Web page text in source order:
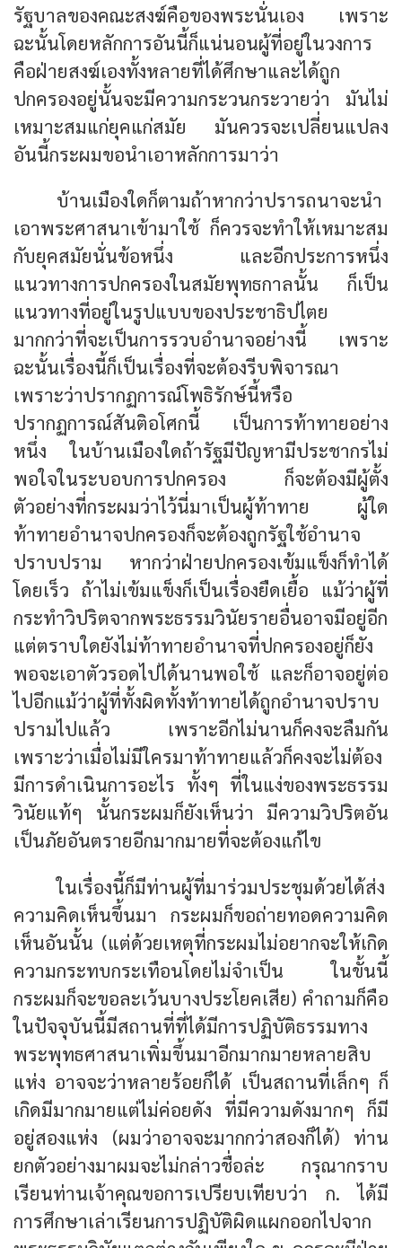
รัฐบาลของคณะสงฆ์คือของพระนั่นเอง เพราะ
ฉะนั้นโดยหลักการอันนี้ก็แน่นอนผู้ที่อยู่ในวงการ
คือฝ่ายสงฆ์เองทั้งหลายที่ได้ศึกษาและได้ถูก
ปกครองอยู่นั้นจะมีความกระวนกระวายว่า มันไม่
เหมาะสมแก่ยุคแก่สมัย มันควรจะเปลี่ยนแปลง
อันนี้กระผมขอนำเอาหลักการมาว่า
บ้านเมืองใดก็ตามถ้าหากว่าปรารถนาจะนำ
เอาพระศาสนาเข้ามาใช้ ก็ควรจะทำให้เหมาะสม
กับยุคสมัยนั่นข้อหนึ่ง และอีกประการหนึ่ง
แนวทางการปกครองในสมัยพุทธกาลนั้น ก็เป็น
แนวทางที่อยู่ในรูปแบบของประชาธิปไตย
มากกว่าที่จะเป็นการรวบอำนาจอย่างนี้ เพราะ
ฉะนั้นเรื่องนี้ก็เป็นเรื่องที่จะต้องรีบพิจารณา
เพราะว่าปรากฏการณ์โพธิรักษ์นี้หรือ
ปรากฏการณ์สันติอโศกนี้ เป็นการท้าทายอย่าง
หนึ่ง ในบ้านเมืองใดถ้ารัฐมีปัญหามีประชากรไม่
พอใจในระบอบการปกครอง ก็จะต้องมีผู้ตั้ง
ตัวอย่างที่กระผมว่าไว้นี่มาเป็นผู้ท้าทาย ผู้ใด
ท้าทายอำนาจปกครองก็จะต้องถูกรัฐใช้อำนาจ
ปราบปราม หากว่าฝ่ายปกครองเข้มแข็งก็ทำได้
โดยเร็ว ถ้าไม่เข้มแข็งก็เป็นเรื่องยืดเยื้อ แม้ว่าผู้ที่
กระทำวิปริตจากพระธรรมวินัยรายอื่นอาจมีอยู่อีก
แต่ตราบใดยังไม่ท้าทายอำนาจที่ปกครองอยู่ก็ยัง
พอจะเอาตัวรอดไปได้นานพอใช้ และก็อาจอยู่ต่อ
ไปอีกแม้ว่าผู้ที่ทั้งผิดทั้งท้าทายได้ถูกอำนาจปราบ
ปรามไปแล้ว เพราะอีกไม่นานก็คงจะลืมกัน
เพราะว่าเมื่อไม่มีใครมาท้าทายแล้วก็คงจะไม่ต้อง
มีการดำเนินการอะไร ทั้งๆ ที่ในแง่ของพระธรรม
วินัยแท้ๆ นั้นกระผมก็ยังเห็นว่า มีความวิปริตอัน
เป็นภัยอันตรายอีกมากมายที่จะต้องแก้ไข
ในเรื่องนี้ก็มีท่านผู้ที่มาร่วมประชุมด้วยได้ส่ง
ความคิดเห็นขึ้นมา กระผมก็ขอถ่ายทอดความคิด
เห็นอันนั้น (แต่ด้วยเหตุที่กระผมไม่อยากจะให้เกิด
ความกระทบกระเทือนโดยไม่จำเป็น ในขั้นนี้
กระผมก็จะขอละเว้นบางประโยคเสีย) คำถามก็คือ
ในปัจจุบันนี้มีสถานที่ที่ได้มีการปฏิบัติธรรมทาง
พระพุทธศาสนาเพิ่มขึ้นมาอีกมากมายหลายสิบ
แห่ง อาจจะว่าหลายร้อยก็ได้ เป็นสถานที่เล็กๆ ก็
เกิดมีมากมายแต่ไม่ค่อยดัง ที่มีความดังมากๆ ก็มี
อยู่สองแห่ง (ผมว่าอาจจะมากกว่าสองก็ได้) ท่าน
ยกตัวอย่างมาผมจะไม่กล่าวชื่อล่ะ กรุณากราบ
เรียนท่านเจ้าคุณขอการเปรียบเทียบว่า ก. ได้มี
การศึกษาเล่าเรียนการปฏิบัติผิดแผกออกไปจาก